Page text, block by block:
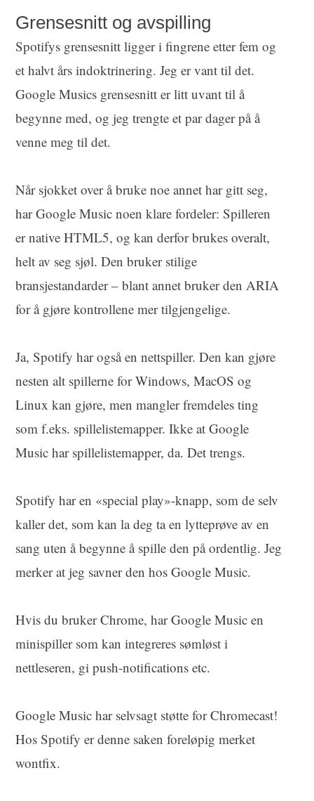
Grensesnitt og avspilling
Spotifys grensesnitt ligger i fingrene etter fem og
et halvt års indoktrinering. Jeg er vant til det.
Google Musics grensesnitt er litt uvant til å
begynne med, og jeg trengte et par dager på å
venne meg til det.
Når sjokket over å bruke noe annet har gitt seg,
har Google Music noen klare fordeler: Spilleren
er native HTML5, og kan derfor brukes overalt,
helt av seg sjøl. Den bruker stilige
bransjestandarder – blant annet bruker den ARIA
for å gjøre kontrollene mer tilgjengelige.
Ja, Spotify har også en nettspiller. Den kan gjøre
nesten alt spillerne for Windows, MacOS og
Linux kan gjøre, men mangler fremdeles ting
som f.eks. spillelistemapper. Ikke at Google
Music har spillelistemapper, da. Det trengs.
Spotify har en «special play»-knapp, som de selv
kaller det, som kan la deg ta en lytteprøve av en
sang uten å begynne å spille den på ordentlig. Jeg
merker at jeg savner den hos Google Music.
Hvis du bruker Chrome, har Google Music en
minispiller som kan integreres sømløst i
nettleseren, gi push-notifications etc.
Google Music har selvsagt støtte for Chromecast!
Hos Spotify er denne saken foreløpig merket
wontfix.